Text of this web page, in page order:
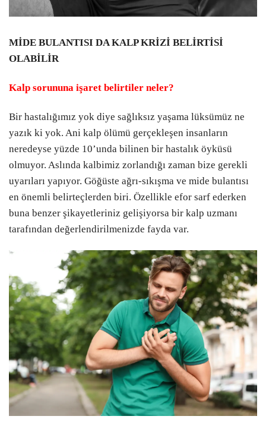
MİDE BULANTISI DA KALP KRİZİ BELİRTİSİ
OLABİLİR
Kalp sorununa işaret belirtiler neler?
Bir hastalığımız yok diye sağlıksız yaşama lüksümüz ne
yazık ki yok. Ani kalp ölümü gerçekleşen insanların
neredeyse yüzde 10’unda bilinen bir hastalık öyküsü
olmuyor. Aslında kalbimiz zorlandığı zaman bize gerekli
uyarıları yapıyor. Göğüste ağrı-sıkışma ve mide bulantısı
en önemli belirteçlerden biri. Özellikle efor sarf ederken
buna benzer şikayetleriniz gelişiyorsa bir kalp uzmanı
tarafından değerlendirilmenizde fayda var.